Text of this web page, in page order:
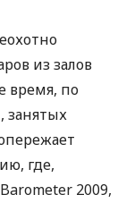
из залов
время, по
занятых
где,
2009,